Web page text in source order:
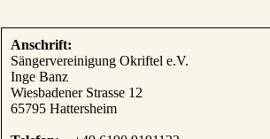
Anschrift:
Sängervereinigung Okriftel e.V.
Inge Banz
Wiesbadener Strasse 12
65795 Hattersheim